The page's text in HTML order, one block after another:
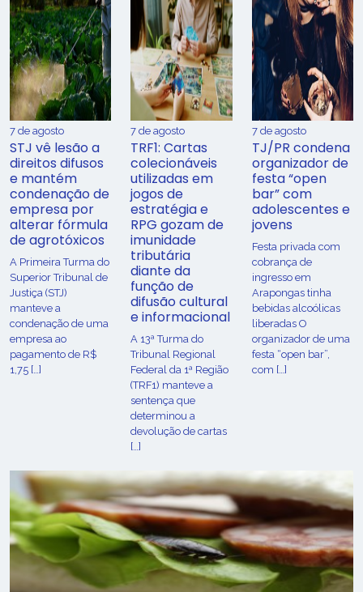
7 de agosto
STJ vê lesão a
direitos difusos
e mantém
condenação de
empresa por
alterar fórmula
de agrotóxicos
​A Primeira Turma do
Superior Tribunal de
Justiça (STJ)
manteve a
condenação de uma
empresa ao
pagamento de R$
1,75 […]
7 de agosto
TRF1: Cartas
colecionáveis
utilizadas em
jogos de
estratégia e
RPG gozam de
imunidade
tributária
diante da
função de
difusão cultural
e informacional
A 13ª Turma do
Tribunal Regional
Federal da 1ª Região
(TRF1) manteve a
sentença que
determinou a
devolução de cartas
[…]
7 de agosto
TJ/PR condena
organizador de
festa “open
bar” com
adolescentes e
jovens
Festa privada com
cobrança de
ingresso em
Arapongas tinha
bebidas alcoólicas
liberadas O
organizador de uma
festa “open bar”,
com […]